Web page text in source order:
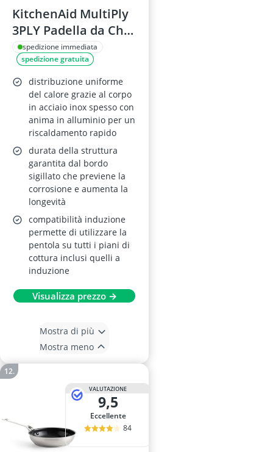
KitchenAid MultiPly
3PLY Padella da Chef
in Acciaio Inox 20
cm, 2,36 L, senza
PFAS, Induzione,
Forno fino a 220°C,
Lavastoviglie,
Argento
spedizione immediata
spedizione gratuita
distribuzione uniforme
del calore grazie al corpo
in acciaio inox spesso con
anima in alluminio per un
riscaldamento rapido
durata della struttura
garantita dal bordo
sigillato che previene la
corrosione e aumenta la
longevità
compatibilità induzione
permette di utilizzare la
pentola su tutti i piani di
cottura inclusi quelli a
induzione
Visualizza prezzo →
Mostra di più
Mostra meno
VALUTAZIONE
9,5
Eccellente
84